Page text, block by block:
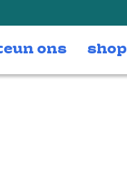
ons shop